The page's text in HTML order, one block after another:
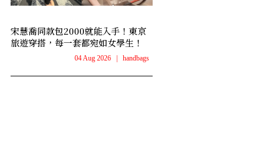
宋慧喬同款包2000就能入手！東京
旅遊穿搭，每一套都宛如女學生！
04 Aug 2026 handbags